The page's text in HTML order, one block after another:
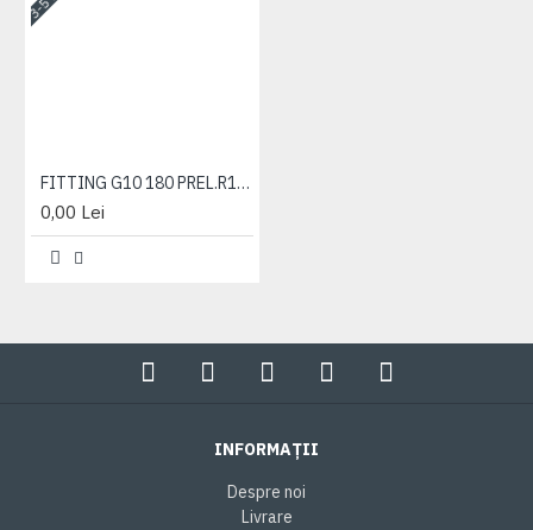
FITTING G10 180 PREL.R134A(25136118)
0,00 Lei
INFORMAȚII
Despre noi
Livrare